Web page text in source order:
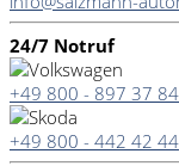
24/7 Notruf
+49 800 - 897 37
+49 800 - 442 42 44